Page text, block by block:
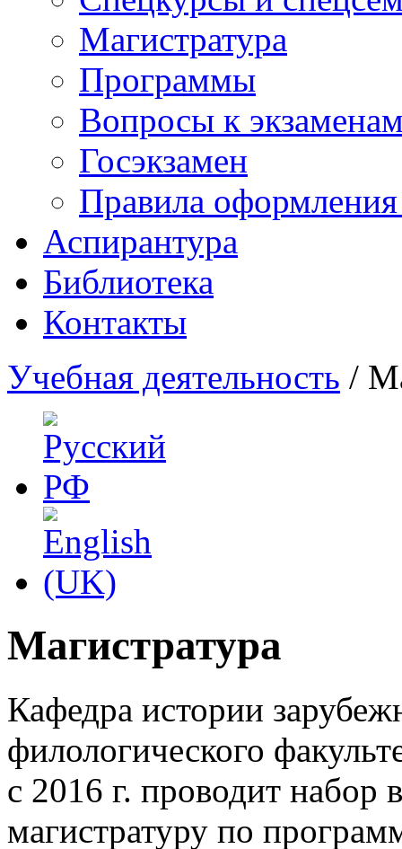
Магистратура
Программы
Вопросы к
Госэкзамен
Правила
Аспирантура
Библиотека
Контакты
Учебная деятельность /
Магистратура
Кафедра истории
филологического
с 2016 г. проводит
магистратуру по